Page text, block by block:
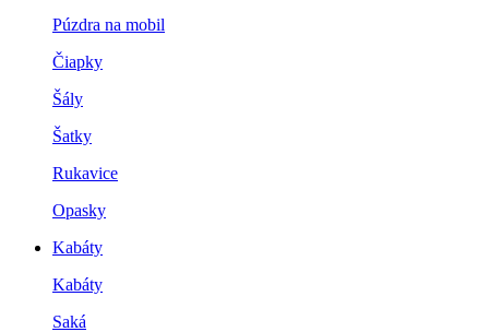
Púzdra na mobil
Čiapky
Šály
Šatky
Rukavice
Opasky
Kabáty
Kabáty
Saká